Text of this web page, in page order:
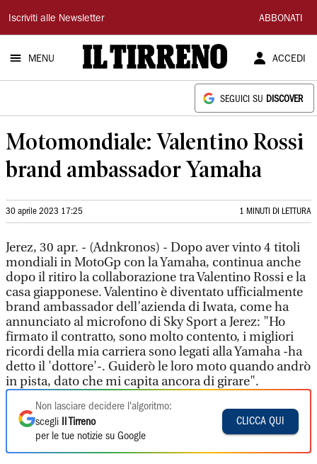
Il
Tirreno
Iscriviti alle Newsletter ABBONATI
MENU ACCEDI
SEGUICI SU DISCOVER
Motomondiale: Valentino Rossi
brand ambassador Yamaha
30 aprile 2023 17:25 1 MINUTI DI LETTURA
Jerez, 30 apr. - (Adnkronos) - Dopo aver vinto 4 titoli
mondiali in MotoGp con la Yamaha, continua anche
dopo il ritiro la collaborazione tra Valentino Rossi e la
casa giapponese. Valentino è diventato ufficialmente
brand ambassador dell’azienda di Iwata, come ha
annunciato al microfono di Sky Sport a Jerez: "Ho
firmato il contratto, sono molto contento, i migliori
ricordi della mia carriera sono legati alla Yamaha -ha
detto il 'dottore'-. Guiderò le loro moto quando andrò
in pista, dato che mi capita ancora di girare".
Non lasciare decidere l'algoritmo:
scegli
Il Tirreno
per le tue notizie su Google
CLICCA QUI